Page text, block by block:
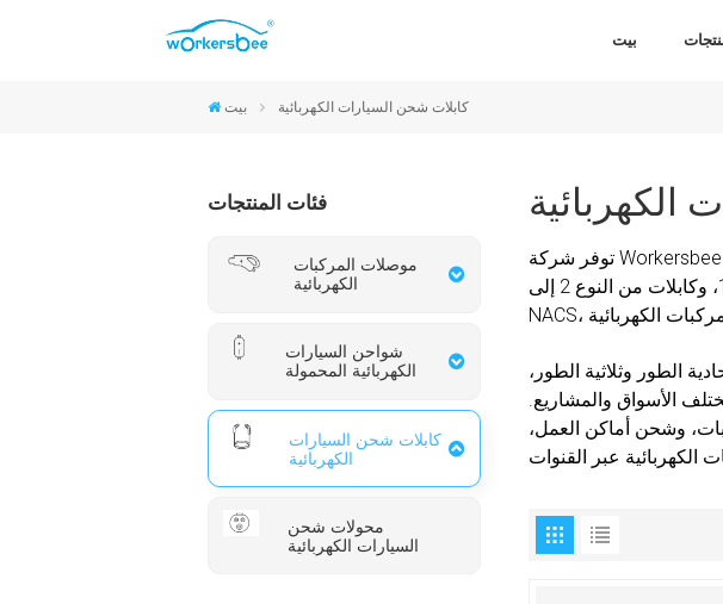
بيت
بيت كابلات شحن السيارات الكهربائية
فئات المنتجات
موصلات المركبات
الكهربائية
شواحن السيارات
الكهربائية المحمولة
كابلات شحن السيارات
الكهربائية
محولات شحن
السيارات الكهربائية
الكهربائية
توفر شركة Workersbee كابلات شحن المركبات الكهربائية لتطبيقات الشحن بالتيار المتردد، بما في ذلك كابلات
من النوع 2 إلى النوع 2، وكابلات من النوع 2 إلى النوع 1، وكابلات من النوع 2 إلى GB/T، وكابلات من النوع 2 إلى
أمبير، وتكوينات الشحن أحادية الطور وثلاثية الطور،
و30 مترًا لتلبية احتياجات مختلف الأسواق والمشاريع.
وشحن أماكن العمل،